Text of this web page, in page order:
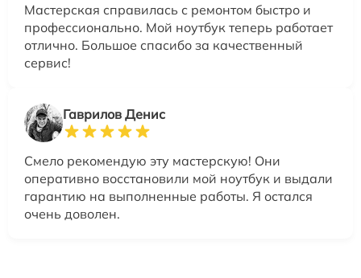
Мастерская справилась с ремонтом быстро и
профессионально. Мой ноутбук теперь работает
отлично. Большое спасибо за качественный
сервис!
Гаврилов Денис
Смело рекомендую эту мастерскую! Они
оперативно восстановили мой ноутбук и выдали
гарантию на выполненные работы. Я остался
очень доволен.